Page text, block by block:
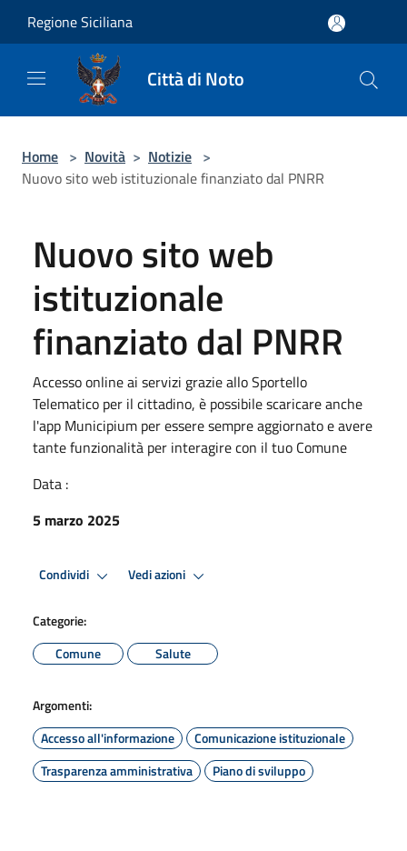
Regione Siciliana
Città di Noto
Home > Novità > Notizie >
Nuovo sito web istituzionale finanziato dal PNRR
Nuovo sito web
istituzionale
finanziato dal PNRR
Accesso online ai servizi grazie allo Sportello
Telematico per il cittadino, è possibile scaricare anche
l'app Municipium per essere sempre aggiornato e avere
tante funzionalità per interagire con il tuo Comune
Data :
5 marzo 2025
Condividi Vedi azioni
Categorie:
Comune
Salute
Argomenti:
Accesso all'informazione
Comunicazione istituzionale
Trasparenza amministrativa
Piano di sviluppo